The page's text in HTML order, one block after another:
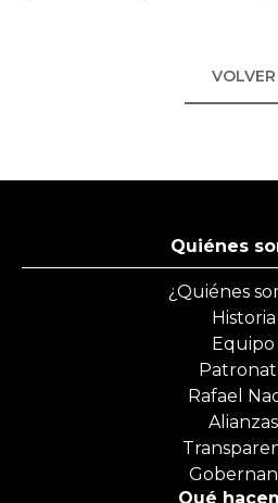
VOLVER
Quiénes
¿Quiénes
Historia
Equipo
Rafael
Alianzas
Qué